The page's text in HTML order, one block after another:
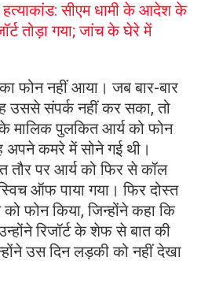
हत्याकांड: सीएम धामी के आदेश के
तोड़ा गया; जांच के घेरे में
फोन नहीं आया। जब बार-बार
उससे संपर्क नहीं कर सका, तो
मालिक पुलकित आर्य को फोन
अपने कमरे में सोने गई थी।
पर आर्य को फिर से कॉल
ऑफ पाया गया। फिर दोस्त
फोन किया, जिन्होंने कहा कि
रिजॉर्ट के शेफ से बात की
उस दिन लड़की को नहीं देखा